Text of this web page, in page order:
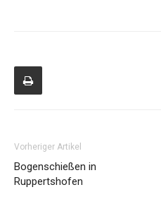
Vorheriger Artikel
Bogenschießen in
Ruppertshofen